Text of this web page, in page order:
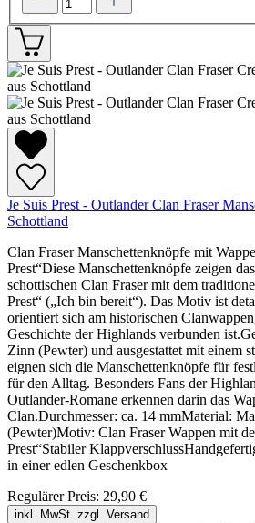
Je Suis Prest - Outlander Clan Fraser
Schottland
Clan Fraser Manschettenknöpfe mit
Prest“Diese Manschettenknöpfe zeigen
schottischen Clan Fraser mit dem
Prest“ („Ich bin bereit“). Das Motiv ist
orientiert sich am historischen
Geschichte der Highlands verbunden
Zinn (Pewter) und ausgestattet mit einem
eignen sich die Manschettenknöpfe für
für den Alltag. Besonders Fans der
Outlander-Romane erkennen darin das
Clan.Durchmesser: ca. 14 mmMaterial:
(Pewter)Motiv: Clan Fraser Wappen mit
Prest“Stabiler
in einer edlen Geschenkbox
Regulärer Preis: 29,90 €
inkl. MwSt. zzgl. Versand